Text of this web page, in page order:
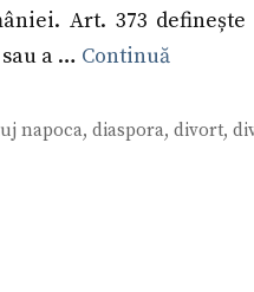
Art. 373
a … Continuă
napoca,diaspora,divort,